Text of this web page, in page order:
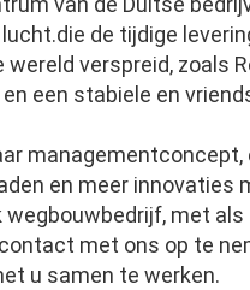
de tijdige
verspreid, zoals
een stabiele en
managementconcept,
en meer
met
met ons op te
u samen te werken.